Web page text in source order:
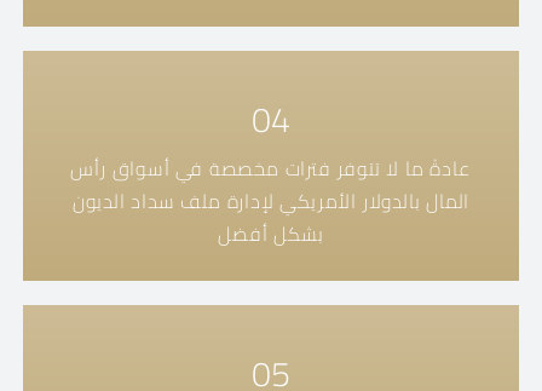
04
عادةً ما لا تتوفر فترات مخصصة في أسواق رأس
المال بالدولار الأمريكي لإدارة ملف سداد الديون
بشكل أفضل
05